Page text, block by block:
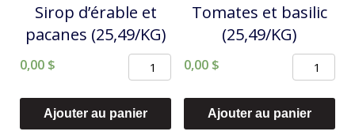
Sirop d’érable et
pacanes (25,49/KG)
0,00 $
quantité
de
Sirop
Ajouter au panier
Tomates et basilic
(25,49/KG)
0,00 $
quantité
de
Tomates
Ajouter au panier